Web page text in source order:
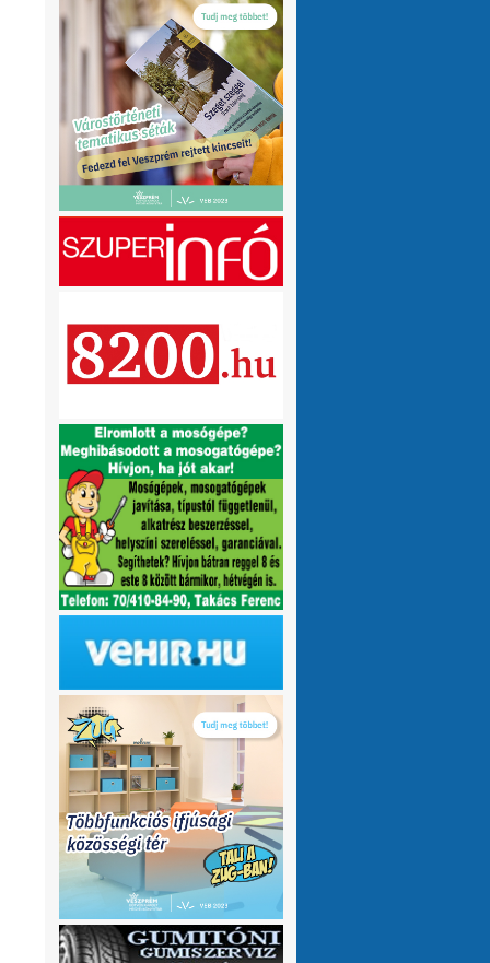
olvasnám.Üdv
10 hónap 1 hét
VMeteo-Zooltán
Remek asszisztens
Köszi az infót. Lehet mit böngészni.
P.Csaba:Űjra elérhetőek a honlapomon
a klíma adatok (2007-től, havi
részletességgel, napi bontásban):
https://tinyurl.com/24vslpzg
perc alatt megtalálta a hibát a PHP-ben,
ami nekem hónapok óta nem sikerült...
1 év 2 hónap
VMeteo-Zooltán:Nézd már, van itt egy
P.Csaba : 1 év 4 hónap
VMeteo-Zooltán :Hopp, meggyógyult
VMeteo-Zooltán:Kivételesen nem
Valami frissítés rosszul sikerült :/
hónap